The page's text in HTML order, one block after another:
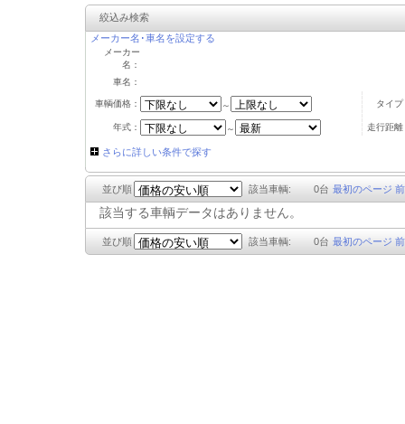
絞込み検索
メーカー名･車名を設定する
メーカー
名：
車名：
車輌価格： ～ タイプ
年式： ～ 走行距離
さらに詳しい条件で探す
並び順 該当車輌: 0台 最初のページ
該当する車輌データはありません。
並び順 該当車輌: 0台 最初のページ